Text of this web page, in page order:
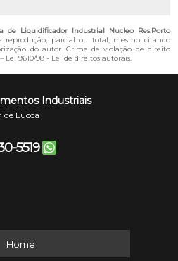
de Liquidificador Industrial Nucleo Res.Porto
reprodução, parcial ou total, mesmo citando
do autor. Crime de violação de direito
Lei 9610/98 - Lei de direitos autorais.
Industriais
de Lucca
5519
Home